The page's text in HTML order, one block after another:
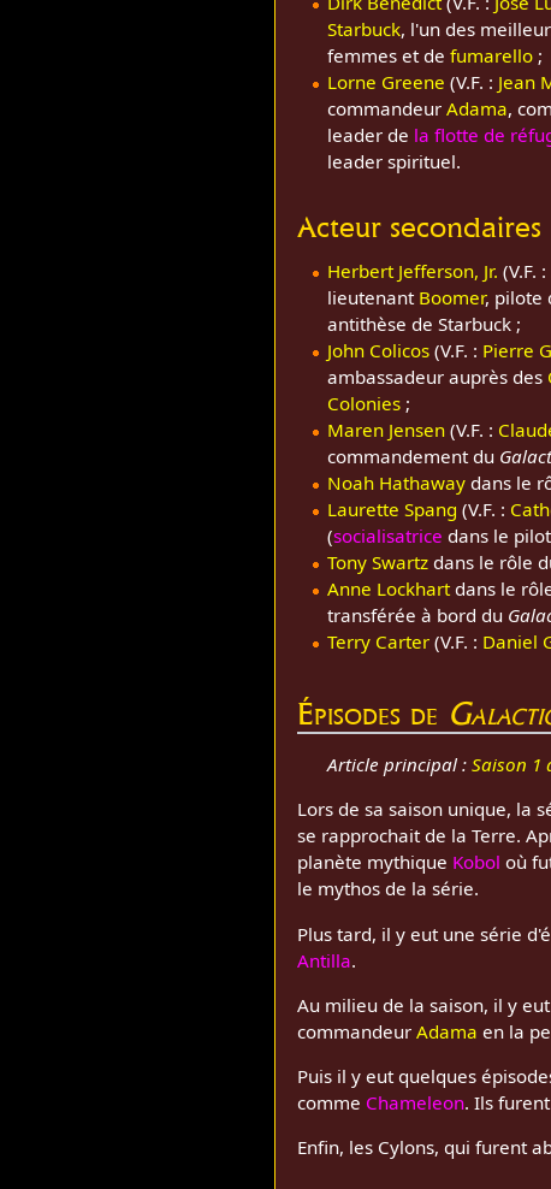
Starbuck, l'un des
femmes et de fumarello;
Lorne Greene (V.F. : Jean
commandeur Adama,
leader de la flotte de
leader spirituel.
Acteur secondaires
Herbert Jefferson, Jr. (V.F. :
lieutenant Boomer, pilote
antithèse de Starbuck ;
John Colicos(V.F. : Pierre
ambassadeur auprès des
Colonies;
Maren Jensen(V.F. :
commandement du
Noah Hathawaydans le
Laurette Spang (V.F. :
(socialisatrice dans le
Tony Swartzdans le rôle
Anne Lockhartdans le
transférée à bord du
Terry Carter(V.F. : Daniel
Épisodes de
Article principal : Saison 1
Lors de sa saison unique, la
se rapprochait de la Terre.
planète mythique Kobol où
le mythos de la série.
Plus tard, il y eut une série
Antilla.
Au milieu de la saison, il y
commandeurAdama en la
Puis il y eut quelques
comme Chameleon. Ils
Enfin, les Cylons, qui furent